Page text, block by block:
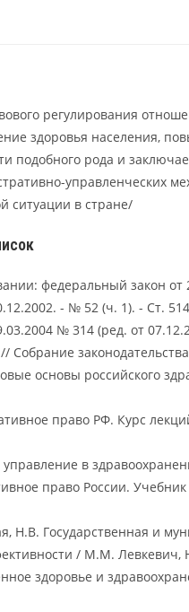
регулирования
здоровья населения,
подобного рода и
управленческих
ситуации в стране/
федеральный закон
- № 52 (ч. 1). - Ст.
№ 314 (ред. от
Собрание
основы российского
право РФ. Курс
в
право России.
Н.В. Государственная и
/ М.М.
здоровье и